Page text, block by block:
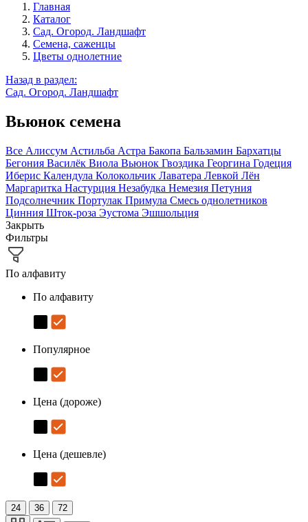
Главная
Каталог
Сад. Огород. Ландшафт
Семена, саженцы
Цветы однолетние
Назад в раздел:
Сад. Огород. Ландшафт
Вьюнок семена
Все Алиссум Астильба Астра Бакопа Бальзамин Бархатцы
Бегония Василёк Виола Вьюнок Гвоздика Георгина Годеция
Иберис Календула Колокольчик Лаватера Левкой Лён
Маргаритка Настурция Незабудка Немезия Петуния
Подсолнечник Портулак Примула Смесь однолетников
Цинния Шток-роза Эустома Эшшольция
Закрыть
Фильтры
По алфавиту
По алфавиту
Популярное
Цена (дороже)
Цена (дешевле)
24 36 72